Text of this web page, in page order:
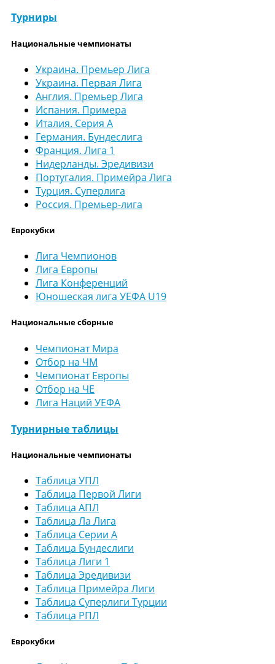
Турниры
Национальные чемпионаты
Украина. Премьер Лига
Украина. Первая Лига
Англия. Премьер Лига
Испания. Примера
Италия. Серия А
Германия. Бундеслига
Франция. Лига 1
Нидерланды. Эредивизи
Португалия. Примейра Лига
Турция. Суперлига
Россия. Премьер-лига
Еврокубки
Лига Чемпионов
Лига Европы
Лига Конференций
Юношеская лига УЕФА U19
Национальные сборные
Чемпионат Мира
Отбор на ЧМ
Чемпионат Европы
Отбор на ЧЕ
Лига Наций УЕФА
Турнирные таблицы
Национальные чемпионаты
Таблица УПЛ
Таблица Первой Лиги
Таблица АПЛ
Таблица Ла Лига
Таблица Серии А
Таблица Бундеслиги
Таблица Лиги 1
Таблица Эредивизи
Таблица Примейра Лиги
Таблица Суперлиги Турции
Таблица РПЛ
Еврокубки